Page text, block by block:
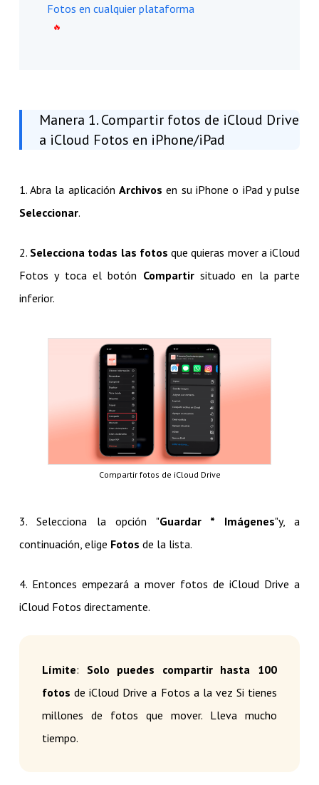
Fotos en cualquier plataforma
Manera 1. Compartir fotos de iCloud Drive
a iCloud Fotos en iPhone/iPad
1. Abra la aplicaciónArchivos en su iPhone o iPad y pulse
Seleccionar.
2. Selecciona todas las fotos que quieras mover a iCloud
Fotos y toca el botón Compartirsituado en la parte
inferior.
Compartir fotos de iCloud Drive
3. Selecciona la opción "Guardar * Imágenes"y, a
continuación, elige Fotos de la lista.
4. Entonces empezará a mover fotos de iCloud Drive a
iCloud Fotos directamente.
Límite: Solo puedes compartir hasta 100
fotos de iCloud Drive a Fotos a la vez Si tienes
millones de fotos que mover. Lleva mucho
tiempo.